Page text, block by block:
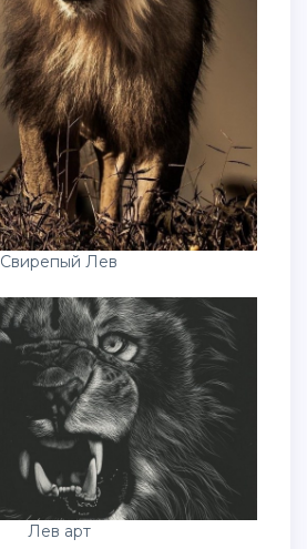
Свирепый Лев
Лев арт